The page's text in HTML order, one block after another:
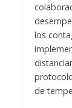
los
de